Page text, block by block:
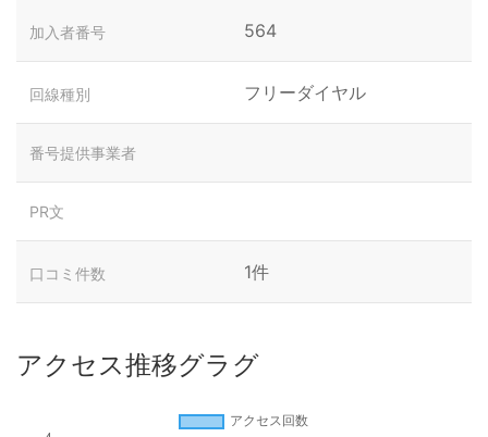
加入者番号 564
回線種別 フリーダイヤル
番号提供事業者
PR文
口コミ件数 1件
アクセス推移グラグ